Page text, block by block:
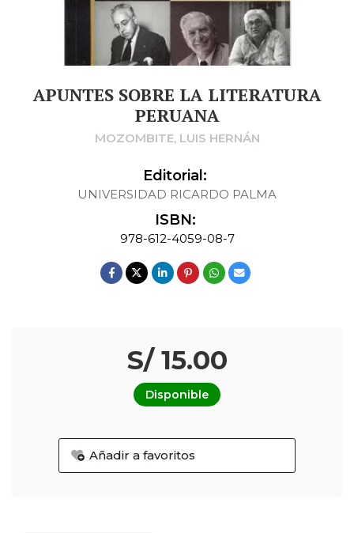
APUNTES SOBRE LA LITERATURA
PERUANA
MOZOMBITE, LUIS HERNÁN
Editorial:
UNIVERSIDAD RICARDO PALMA
ISBN:
978-612-4059-08-7
S/ 15.00
Disponible
Añadir a favoritos